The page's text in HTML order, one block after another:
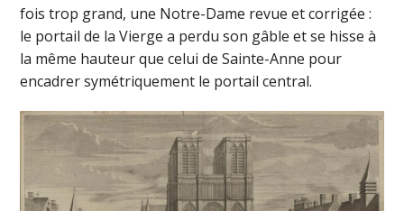
fois trop grand, une Notre-Dame revue et corrigée :
le portail de la Vierge a perdu son gâble et se hisse à
la même hauteur que celui de Sainte-Anne pour
encadrer symétriquement le portail central.